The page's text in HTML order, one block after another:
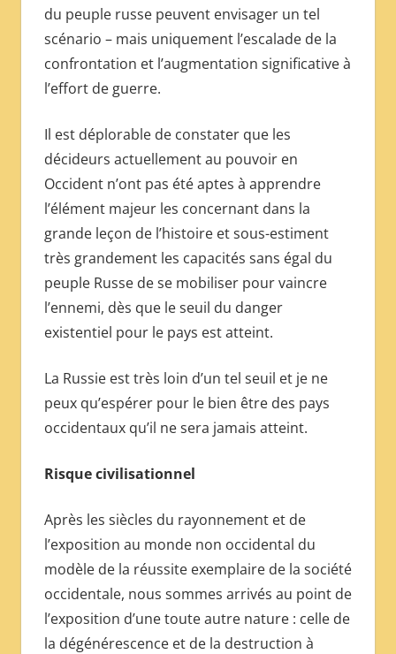
du peuple russe peuvent envisager un tel
scénario – mais uniquement l’escalade de la
confrontation et l’augmentation significative à
l’effort de guerre.
Il est déplorable de constater que les
décideurs actuellement au pouvoir en
Occident n’ont pas été aptes à apprendre
l’élément majeur les concernant dans la
grande leçon de l’histoire et sous-estiment
très grandement les capacités sans égal du
peuple Russe de se mobiliser pour vaincre
l’ennemi, dès que le seuil du danger
existentiel pour le pays est atteint.
La Russie est très loin d’un tel seuil et je ne
peux qu’espérer pour le bien être des pays
occidentaux qu’il ne sera jamais atteint.
Risque civilisationnel
Après les siècles du rayonnement et de
l’exposition au monde non occidental du
modèle de la réussite exemplaire de la société
occidentale, nous sommes arrivés au point de
l’exposition d’une toute autre nature : celle de
la dégénérescence et de la destruction à